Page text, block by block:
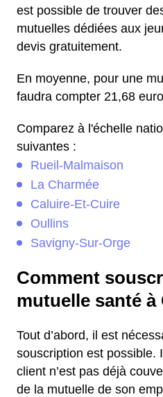
est possible de trouver
mutuelles dédiées aux
devis gratuitement.
En moyenne, pour une
faudra compter 21,68
Comparez à l'échelle
suivantes :
Rueil-Malmaison
La Charmée
Caluire-Et-Cuire
Oullins
Savigny-Sur-Orge
Comment
mutuelle santé à
Tout d’abord, il est
souscription est possible.
client n’est pas déjà
de la mutuelle de son